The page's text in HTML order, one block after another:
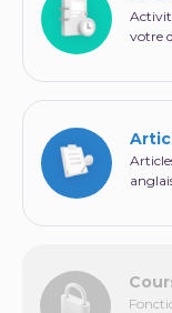
votre